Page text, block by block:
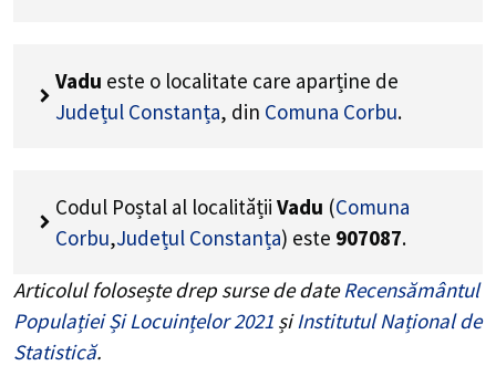
Vadu este o localitate care aparține de
Județul Constanța, din Comuna Corbu.
Codul Poștal al localității Vadu (Comuna
Corbu,Județul Constanța) este 907087.
Articolul folosește drep surse de dateRecensământul
Populației Și Locuințelor 2021 șiInstitutul Național de
Statistică.